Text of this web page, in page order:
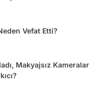
Vefat Etti?
Makyajsız Kameralar